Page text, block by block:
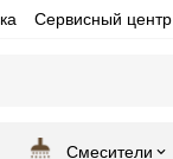
Сервисный центр
Смесители